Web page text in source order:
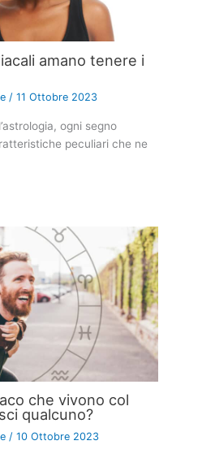
amano tenere i
/11 Ottobre 2023
ogni segno
peculiari che ne
che vivono col
qualcuno?
/10 Ottobre 2023